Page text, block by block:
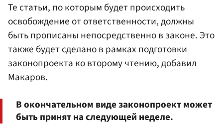
Те статьи, по которым будет происходить
освобождение от ответственности, должны
быть прописаны непосредственно в законе. Это
также будет сделано в рамках подготовки
законопроекта ко второму чтению, добавил
Макаров.
В окончательном виде законопроект может
быть принят на следующей неделе.